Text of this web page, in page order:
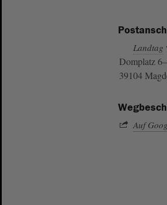
Landtag
Domplatz
39104
Auf